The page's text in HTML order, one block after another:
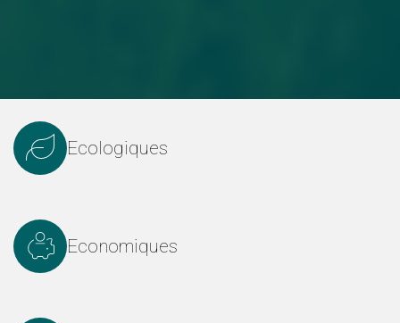
Ecologiques
Economiques